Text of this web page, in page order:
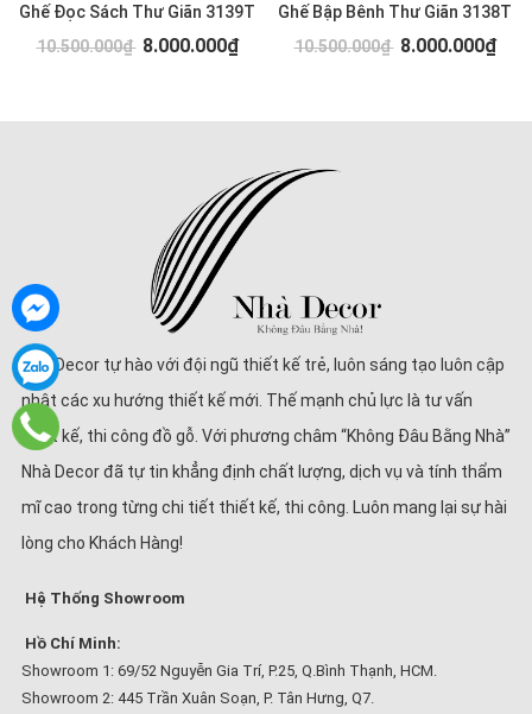
Ghế Đọc Sách Thư Giãn 3139T
10.500.000₫ 8.000.000₫
Ghế Bập Bênh Thư Giãn 3138T
10.500.000₫ 8.000.000₫
Nhà Decor tự hào với đội ngũ thiết kế trẻ, luôn sáng tạo luôn cập
nhật các xu hướng thiết kế mới. Thế mạnh chủ lực là tư vấn
thiết kế, thi công đồ gỗ. Với phương châm “Không Đâu Bằng Nhà”
Nhà Decor đã tự tin khẳng định chất lượng, dịch vụ và tính thẩm
mĩ cao trong từng chi tiết thiết kế, thi công. Luôn mang lại sự hài
lòng cho Khách Hàng!
Hệ Thống Showroom
Hồ Chí Minh:
Showroom 1: 69/52 Nguyễn Gia Trí, P.25, Q.Bình Thạnh, HCM.
Showroom 2: 445 Trần Xuân Soạn, P. Tân Hưng, Q7.